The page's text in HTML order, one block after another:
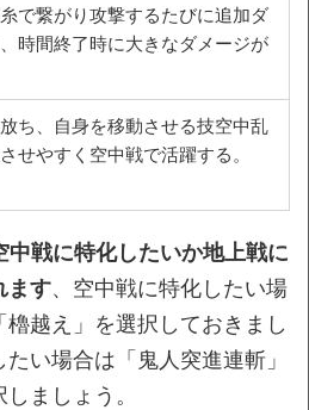
で繋がり攻撃するたびに追加ダ
時間終了時に大きなダメージが
ち、自身を移動させる技空中乱
せやすく空中戦で活躍する。
中戦に特化したいか地上戦に
ます、空中戦に特化したい場
越え」を選択しておきまし
い場合は「鬼人突進連斬」
ましょう。